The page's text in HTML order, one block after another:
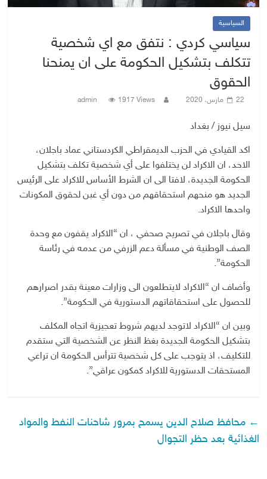
السياسية
سياسي كردي : نتفق مع اي شخصية
تتكلف بتشكيل الحكومة على ان يمنحنا
الحقوق
22 مارس، 2020 admin 1917 Views
سيل نيوز / بغداد
اكد القيادي في الحزب الديمقراطي الكردستاني عماد باجلان،
الاحد، ان الاكراد لن يختلفوا على أي شخصية تكلف بتشكيل
الحكومة الجديدة، لافتا الى ان الشرط الأساس للاكراد على الرئيس
الجديد هو منحهم استحقاقهم من دون أي غبن لحقوق المكونات
واحدها الاكراد.
وقال باجلان في تصريح صحفي ، ان “الاكراد يقفون مع وحدة
الصف الوطنية في مسألة دعم الزرفي من عدمه في رئاسة
الحكومة”.
وأضاف ان “الاكراد لايتطلعون الى وزارات معينة بقدر اصرارهم
للحصول على استحقاقاتهم الدستورية في الحكومة”.
وبين ان “الاكراد لاتوجد لديهم شروط تعجيزية اتجاه المكلف
بتشكيل الحكومة الجديدة بغظ النظر عن الشخصية التي ستقدم
للتكليف، اذ يتوجب على كل شخصية تترأس الحكومة ان تراعي
المستحقات الدستورية للاكراد كمكون عراقي”.
← محافظ صلاح الدين يسمح بمرور شاحنات النفط والمواد
الغذائية بعد حظر التجوال